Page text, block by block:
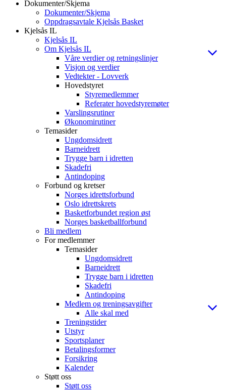
Dokumenter/Skjema
Dokumenter/Skjema
Oppdragsavtale Kjelsås Basket
Kjelsås IL
Kjelsås IL
Om Kjelsås IL
Våre verdier og retningslinjer
Visjon og verdier
Vedtekter - Lovverk
Hovedstyret
Styremedlemmer
Referater hovedstyremøter
Varslingsrutiner
Økonomirutiner
Temasider
Ungdomsidrett
Barneidrett
Trygge barn i idretten
Skadefri
Antindoping
Forbund og kretser
Norges idrettsforbund
Oslo idrettskrets
Basketforbundet region øst
Norges basketballforbund
Bli medlem
For medlemmer
Temasider
Ungdomsidrett
Barneidrett
Trygge barn i idretten
Skadefri
Antindoping
Medlem og treningsavgifter
Alle skal med
Treningstider
Utstyr
Sportsplaner
Betalingsformer
Forsikring
Kalender
Støtt oss
Støtt oss